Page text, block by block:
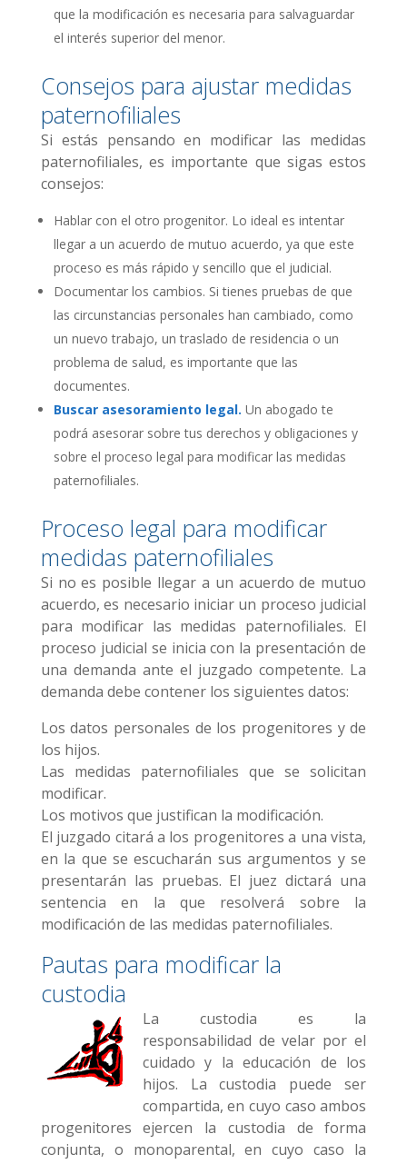
que la modificación es necesaria para salvaguardar
el interés superior del menor.
Consejos para ajustar medidas
paternofiliales
Si estás pensando en modificar las medidas
paternofiliales, es importante que sigas estos
consejos:
Hablar con el otro progenitor. Lo ideal es intentar
llegar a un acuerdo de mutuo acuerdo, ya que este
proceso es más rápido y sencillo que el judicial.
Documentar los cambios. Si tienes pruebas de que
las circunstancias personales han cambiado, como
un nuevo trabajo, un traslado de residencia o un
problema de salud, es importante que las
documentes.
Buscar asesoramiento legal. Un abogado te
podrá asesorar sobre tus derechos y obligaciones y
sobre el proceso legal para modificar las medidas
paternofiliales.
Proceso legal para modificar
medidas paternofiliales
Si no es posible llegar a un acuerdo de mutuo
acuerdo, es necesario iniciar un proceso judicial
para modificar las medidas paternofiliales. El
proceso judicial se inicia con la presentación de
una demanda ante el juzgado competente. La
demanda debe contener los siguientes datos:
Los datos personales de los progenitores y de
los hijos.
Las medidas paternofiliales que se solicitan
modificar.
Los motivos que justifican la modificación.
El juzgado citará a los progenitores a una vista,
en la que se escucharán sus argumentos y se
presentarán las pruebas. El juez dictará una
sentencia en la que resolverá sobre la
modificación de las medidas paternofiliales.
Pautas para modificar la
custodia
La custodia es la
responsabilidad de velar por el
cuidado y la educación de los
hijos. La custodia puede ser
compartida, en cuyo caso ambos
progenitores ejercen la custodia de forma
conjunta, o monoparental, en cuyo caso la